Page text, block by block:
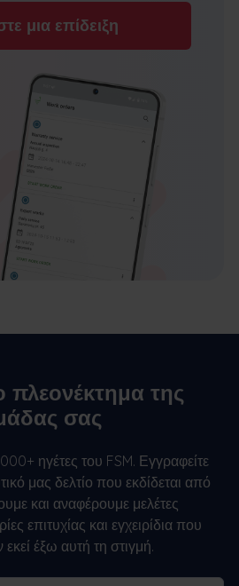
μια επίδειξη
πλεονέκτημα της
σας
ηγέτες του FSM. Εγγραφείτε
μας δελτίο που εκδίδεται από
και αναφέρουμε μελέτες
επιτυχίας και εγχειρίδια που
εκεί έξω αυτή τη στιγμή.